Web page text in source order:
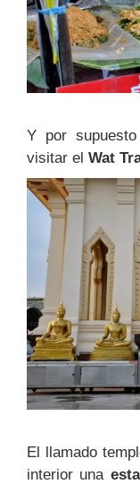
Y por supuesto
visitar el Wat
El llamado
interior una